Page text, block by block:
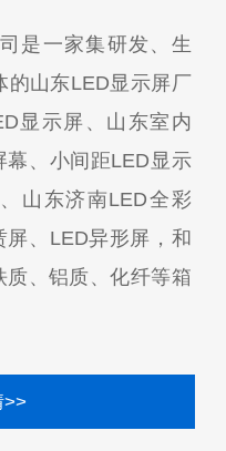
是一家集研发、生
的山东LED显示屏厂
显示屏、山东室内
幕、小间距LED显示
山东济南LED全彩
、LED异形屏，和
、铝质、化纤等箱
>>